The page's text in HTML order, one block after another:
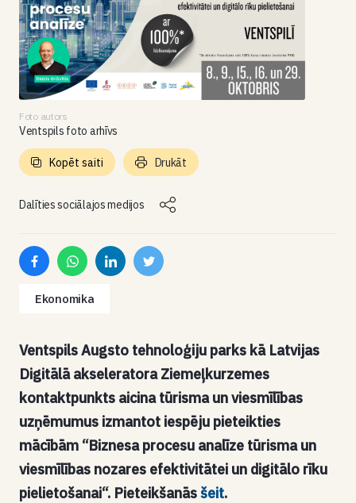
Foto autors
Ventspils foto arhīvs
Dalīties sociālajos medijos
Kopēt saiti Drukāt
Ekonomika
Ventspils Augsto tehnoloģiju parks kā Latvijas
Digitālā akseleratora Ziemeļkurzemes
kontaktpunkts aicina tūrisma un viesmīlības
uzņēmumus izmantot iespēju pieteikties
mācībām “Biznesa procesu analīze tūrisma un
viesmīlības nozares efektivitātei un digitālo rīku
pielietošanai“. Pieteikšanāsšeit.